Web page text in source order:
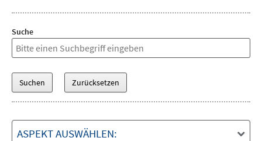
Suche
ASPEKT AUSWÄHLEN: